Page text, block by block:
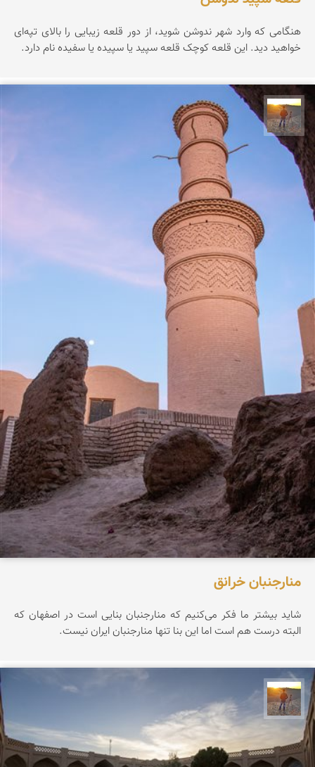
هنگامی که وارد شهر ندوشن شوید، از دور قلعه زیبایی را بالای تپه‌ای
خواهید دید. این قلعه کوچک قلعه سپید یا سپیده یا سفیده نام دارد.
مهدی مخلصیان
منارجنبان خرانق
شاید بیشتر ما فکر می‌کنیم که منارجنبان بنایی است در اصفهان که
البته درست هم است اما این بنا تنها منارجنبان ایران نیست.
مهدی مخلصیان